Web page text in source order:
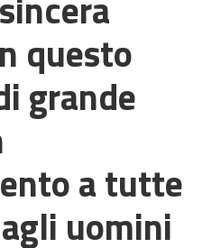
questo
grande
a tutte
uomini